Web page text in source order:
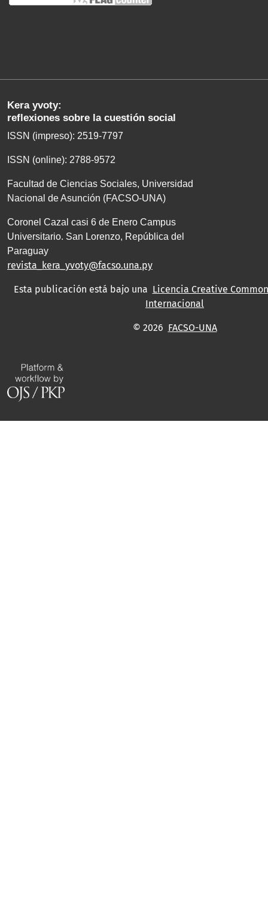
Kera yvoty:
reflexiones sobre la cuestión social
ISSN (impreso): 2519-7797
ISSN (online): 2788-9572
Facultad de Ciencias Sociales, Universidad
Nacional de Asunción (FACSO-UNA)
Coronel Cazal casi 6 de Enero Campus
Universitario. San Lorenzo, República del
Paraguay
revista_kera_yvoty@facso.una.py
Esta publicación está bajo una Licencia Creative
Internacional
© 2026 FACSO-UNA